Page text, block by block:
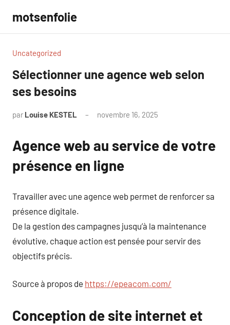
contenu
motsenfolie
Uncategorized
Sélectionner une agence web selon
ses besoins
par Louise KESTEL novembre 16, 2025
Agence web au service de votre
présence en ligne
Travailler avec une agence web permet de renforcer sa
présence digitale.
De la gestion des campagnes jusqu’à la maintenance
évolutive, chaque action est pensée pour servir des
objectifs précis.
Source à propos de https://epeacom.com/
Conception de site internet et